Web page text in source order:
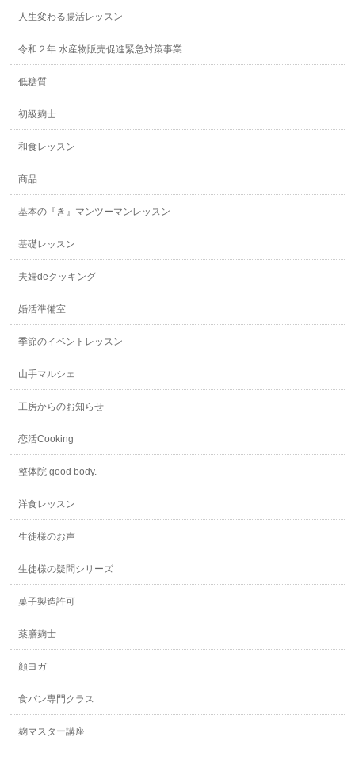
人生変わる腸活レッスン
令和２年 水産物販売促進緊急対策事業
低糖質
初級麹士
和食レッスン
商品
基本の『き』マンツーマンレッスン
基礎レッスン
夫婦deクッキング
婚活準備室
季節のイベントレッスン
山手マルシェ
工房からのお知らせ
恋活Cooking
整体院 good body.
洋食レッスン
生徒様のお声
生徒様の疑問シリーズ
菓子製造許可
薬膳麹士
顔ヨガ
食パン専門クラス
麹マスター講座